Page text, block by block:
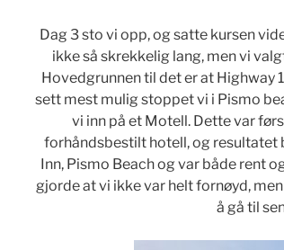
Dag 3 sto vi opp, og satte kursen
ikke så skrekkelig lang, men vi
Hovedgrunnen til det er at Highway
sett mest mulig stoppet vi i Pismo
vi inn på et Motell. Dette var
forhåndsbestilt hotell, og resultatet
Inn, Pismo Beach og var både rent
gjorde at vi ikke var helt fornøyd,
å gå til